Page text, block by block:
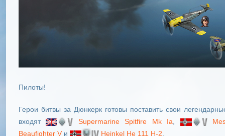
Пилоты!
Герои битвы за Дюнкерк готовы поставить свои
входят
Supermarine Spitfire Mk Ia
Beaufighter V и Heinkel He 111 H-2